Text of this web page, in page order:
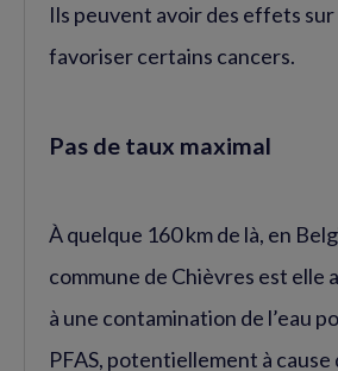
Ils peuvent avoir des effets
favoriser certains cancers.
Pas de taux maximal
À quelque 160 km de là, en
commune de Chièvres est elle
à une contamination de l’eau
PFAS, potentiellement à cause